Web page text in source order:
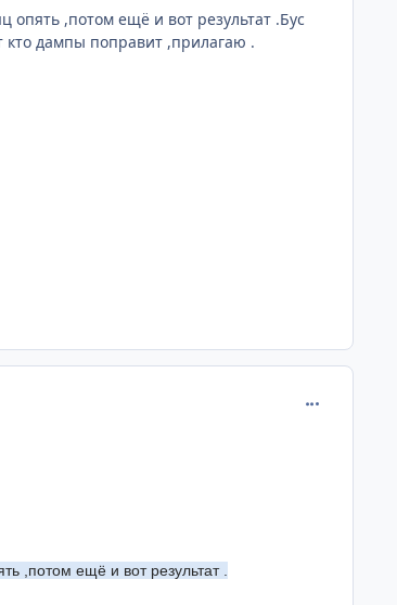
опять ,потом ещё и вот результат .Бус
кто дампы поправит ,прилагаю .
,потом ещё и вот результат .